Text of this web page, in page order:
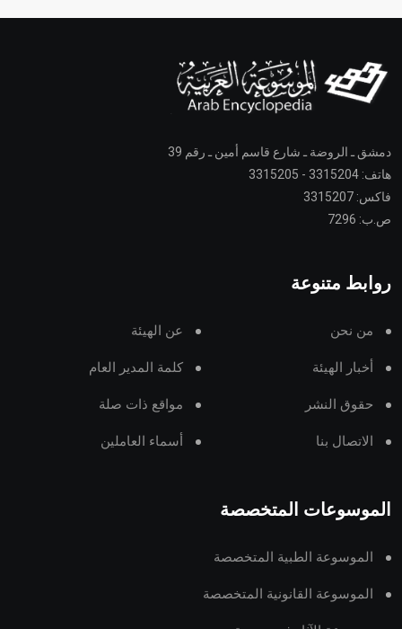
دمشق ـ الروضة ـ شارع قاسم أمين ـ رقم 39
هاتف: 3315204 - 3315205
فاكس: 3315207
ص.ب: 7296
روابط متنوعة
من نحن عن الهيئة
أخبار الهيئة كلمة المدير العام
حقوق النشر مواقع ذات صلة
الاتصال بنا أسماء العاملين
الموسوعات المتخصصة
الموسوعة الطبية المتخصصة
الموسوعة القانونية المتخصصة